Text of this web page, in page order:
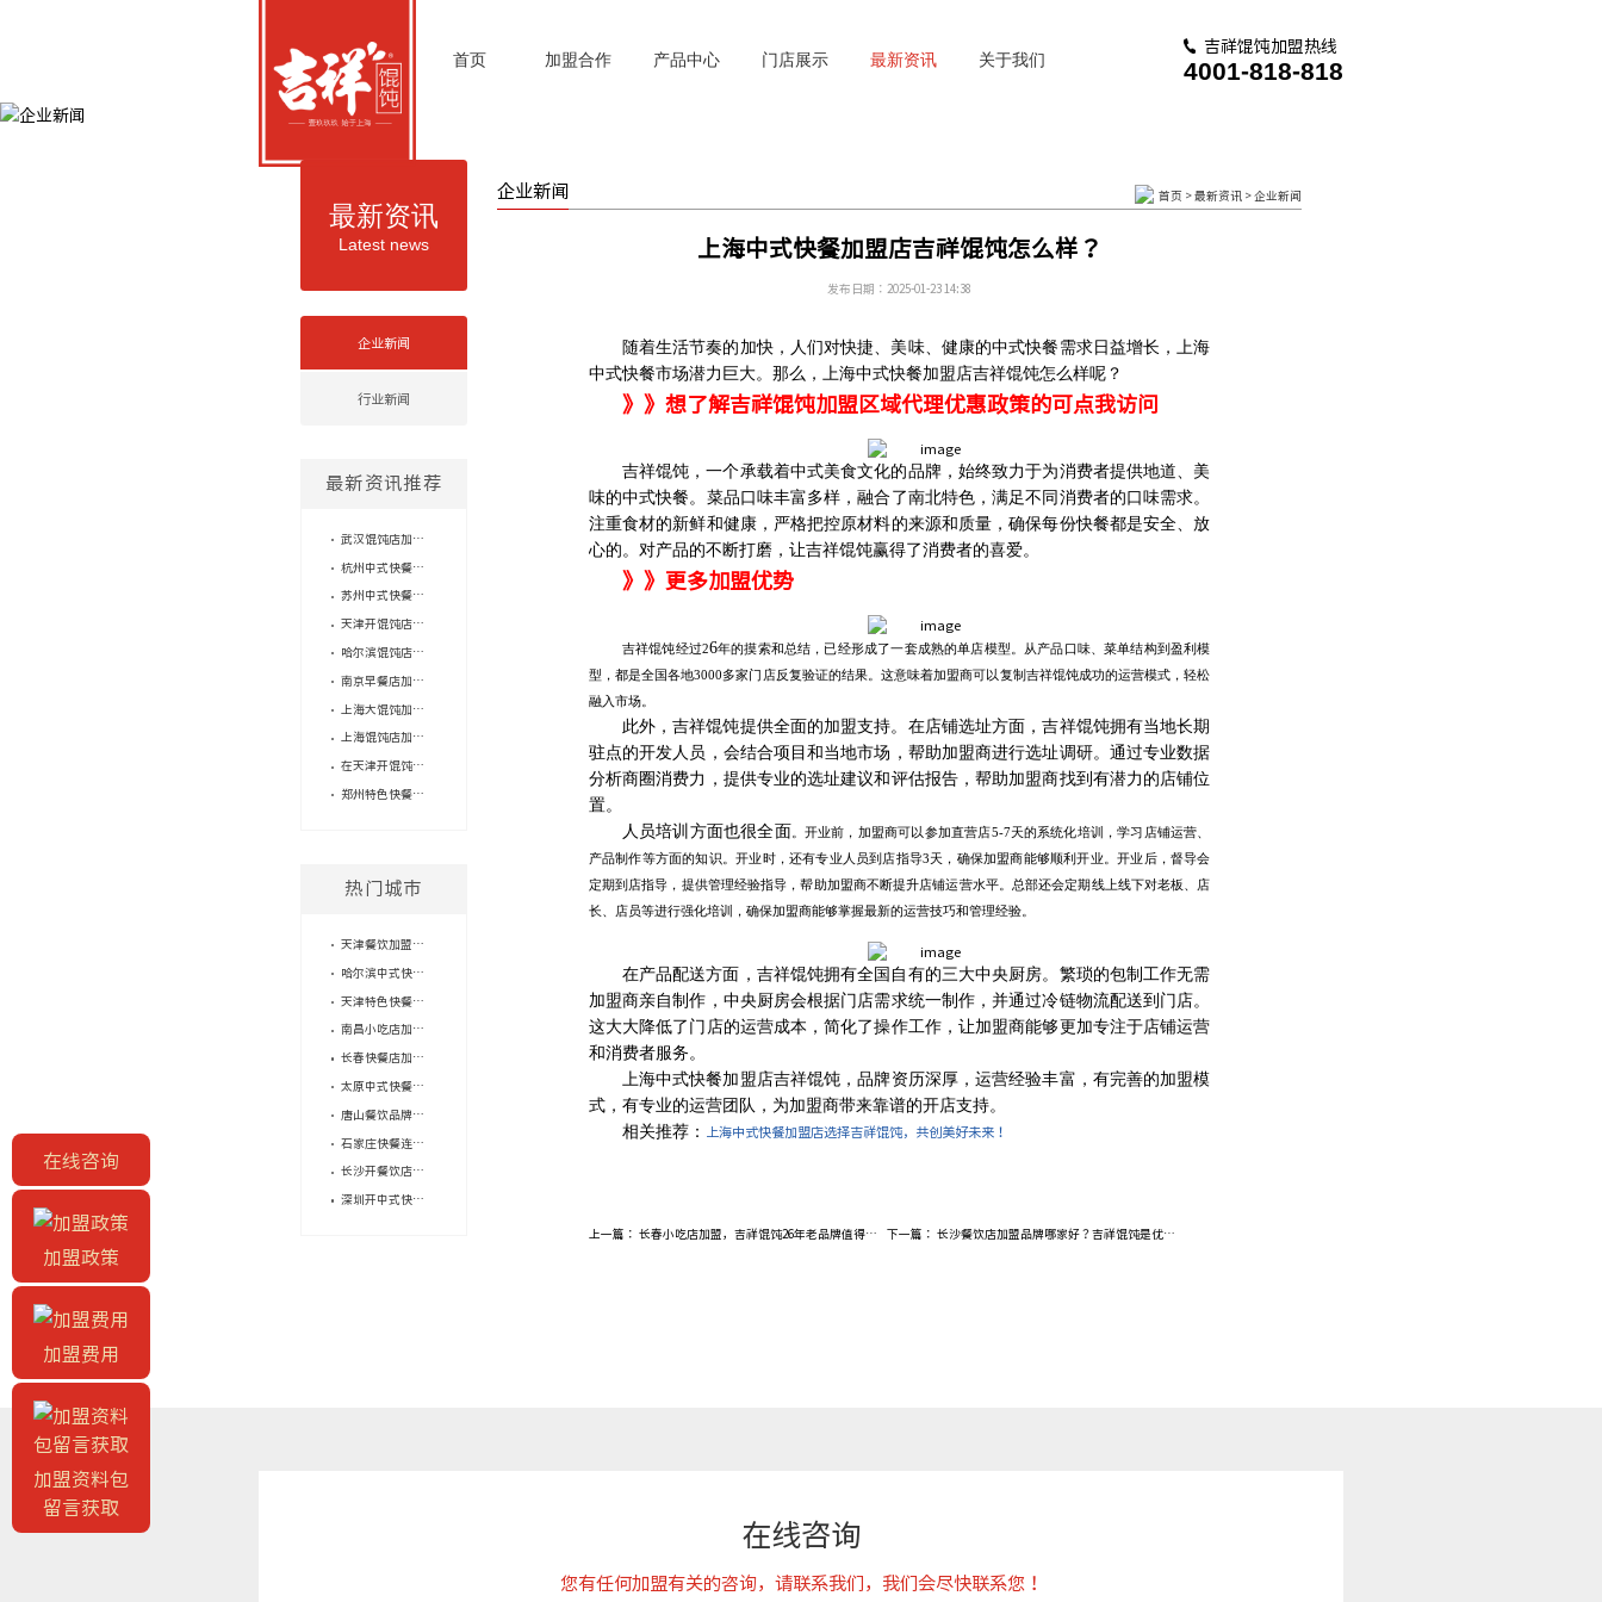
首页 加盟合作 产品中心 门店展示 最新资讯 关于我们
吉祥馄饨加盟热线
4001-818-818
最新资讯
Latest news
企业新闻
行业新闻
最新资讯推荐
武汉馄饨店加盟费用参考：吉祥馄饨多元场景下的创业选择
杭州中式快餐加盟选什么项目？吉祥馄饨多元场景创业优势解析
苏州中式快餐品牌加盟店如何选？吉祥馄饨打造稳健创业路径
天津开馄饨店要多少钱？吉祥馄饨以成熟体系护航餐饮创业
哈尔滨馄饨店加盟费解析：吉祥馄饨打造全时段餐饮创业方案
南京早餐店加盟怎么选？吉祥馄饨全时段经营解锁餐饮创业新可能
上海大馄饨加盟：27年品牌赋能，全场景经营的稳健创业选择
上海馄饨店加盟品牌——吉祥馄饨，能为加盟伙伴做什么？
在天津开馄饨店利润如何?吉祥馄饨解锁津城餐饮创业新路径
郑州特色快餐店加盟品牌推荐：吉祥馄饨27年成熟体系护航创业
热门城市
天津餐饮加盟店，2个人就能经营？
哈尔滨中式快餐加盟吉祥馄饨，你将获得什么？
天津特色快餐店加盟——我与吉祥馄饨的故事
南昌小吃店加盟品牌：一位加盟商的逆袭之路
长春快餐店加盟费用，怎么精打细算？
太原中式快餐，加盟还是单干？
唐山餐饮品牌加盟的注意事项？
石家庄快餐连锁品牌怎么选？供应链能力很重要！
长沙开餐饮店，加盟品牌怎么选？
深圳开中式快餐加盟店怎么省钱？
企业新闻 首页 >最新资讯 >企业新闻
上海中式快餐加盟店吉祥馄饨怎么样？
发布日期：2025-01-23 14:38
随着生活节奏的加快，人们对快捷、美味、健康的中式快餐需求日益增长，上海
中式快餐市场潜力巨大。 那么，上海中式快餐加盟店吉祥馄饨怎么样呢？
》》想了解吉祥馄饨加盟区域代理优惠政策的可点我访问
吉祥馄饨，一个承载着中式美食文化的品牌，始终致力于为消费者提供地道、美
味的中式快餐。菜品口味丰富多样，融合了南北特色，满足不同消费者的口味需求。
注重食材的新鲜和健康，严格把控原材料的来源和质量，确保每份快餐都是安全、放
心的。 对产品的不断打磨， 让吉祥馄饨赢得了消费者的喜爱。
》》更多加盟优势
吉祥馄饨经过26年的摸索和总结，已经形成了一套成熟的单店模型。从产品口味、菜单结构到盈利模
型，都是全国各地3000多家门店反复验证的结果。这意味着加盟商可以复制吉祥馄饨成功的运营模式，轻松
融入市场。
此外，吉祥馄饨提供全面的加盟支持。在店铺选址方面，吉祥馄饨拥有当地长期
驻点的开发人员，会结合项目和当地市场，帮助加盟商进行选址调研。通过专业数据
分析商圈消费力，提供专业的选址建议和评估报告，帮助加盟商找到有潜力的店铺位
置。
人员培训方面也很全面 。开业前，加盟商可以参加直营店5-7天的系统化培训，学习店铺运营、
产品制作等方面的知识。开业时，还有专业人员到店指导3天，确保加盟商能够顺利开业。开业后，督导会
定期到店指导，提供管理经验指导，帮助加盟商不断提升店铺运营水平。总部还会定期线上线下对老板、店
长、店员等进行强化培训，确保加盟商能够掌握最新的运营技巧和管理经验。
在产品配送方面，吉祥馄饨拥有全国自有的三大中央厨房。繁琐的包制工作无需
加盟商亲自制作，中央厨房会根据门店需求统一制作，并通过冷链物流配送到门店。
这大大降低了门店的运营成本，简化了操作工作，让加盟商能够更加专注于店铺运营
和消费者服务。
上海中式快餐加盟店吉祥馄饨 ，品牌资历深厚，运营经验丰富，有完善的加盟模
式，有专业的运营团队，为加盟商带来靠谱的开店支持。
相关推荐： 上海中式快餐加盟店选择吉祥馄饨，共创美好未来！
上一篇： 长春小吃店加盟，吉祥馄饨26年老品牌值得信赖！ 下一篇： 长沙餐饮店加盟品牌哪家好？吉祥馄饨是优选！
在线咨询
您有任何加盟有关的咨询，请联系我们，我们会尽快联系您！
在线咨询
加盟政策
加盟费用
加盟资料包
留言获取